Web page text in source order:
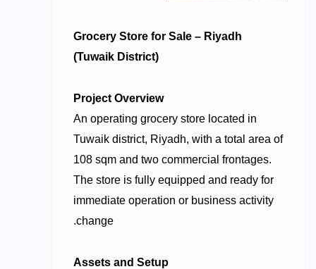
Grocery Store for Sale – Riyadh
(Tuwaik District)
Project Overview
An operating grocery store located in
Tuwaik district, Riyadh, with a total area of
108 sqm and two commercial frontages.
The store is fully equipped and ready for
immediate operation or business activity
change.
Assets and Setup